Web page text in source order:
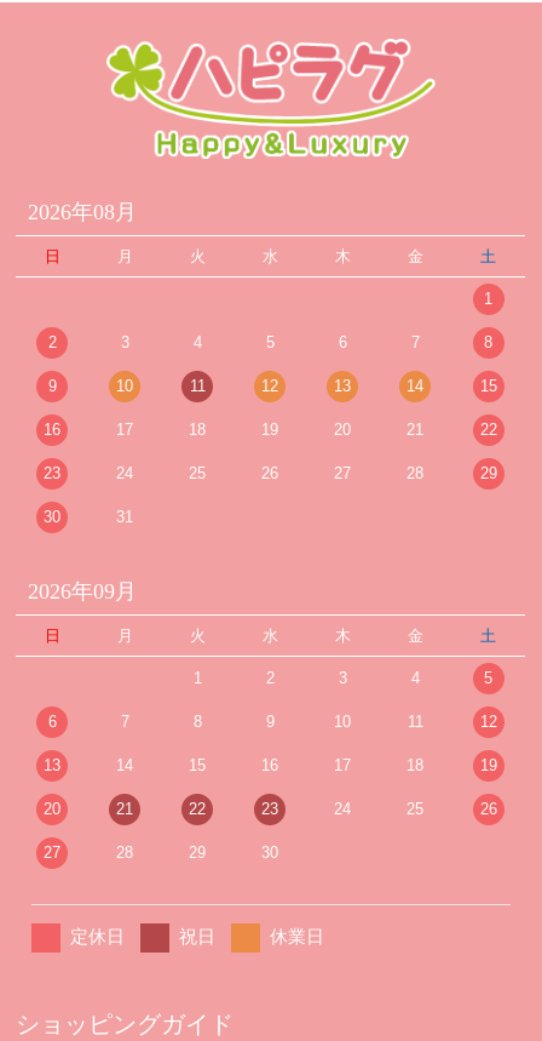
2026年08月
日 月 火 水 木 金 土
1
2 3 4 5 6 7 8
9 10 11 12 13 14 15
16 17 18 19 20 21 22
23 24 25 26 27 28 29
30 31
2026年09月
日 月 火 水 木 金 土
1 2 3 4 5
6 7 8 9 10 11 12
13 14 15 16 17 18 19
20 21 22 23 24 25 26
27 28 29 30
定休日 祝日 休業日
ショッピングガイド